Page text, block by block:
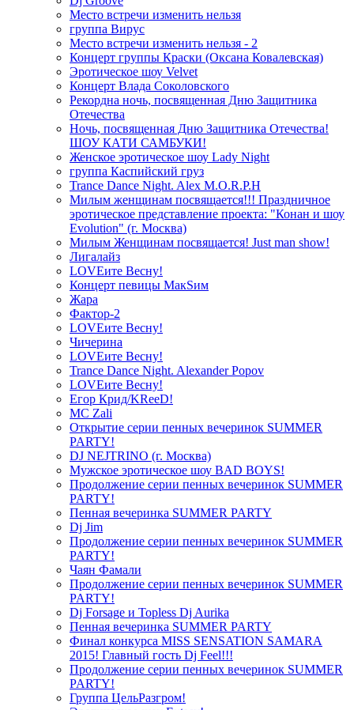
Место встречи изменить нельзя
группа Вирус
Место встречи изменить нельзя - 2
Концерт группы Краски (Оксана Ковалевская)
Эротическое шоу Velvet
Концерт Влада Соколовского
Рекордна ночь, посвященная Дню Защитника
Отечества
Ночь, посвященная Дню Защитника Отечества!
ШОУ КАТИ САМБУКИ!
Женское эротическое шоу Lady Night
группа Каспийский груз
Trance Dance Night. Alex M.O.R.P.H
Милым женщинам посвящается!!! Праздничное
эротическое представление проекта: "Конан и шоу
Evolution" (г. Москва)
Милым Женщинам посвящается! Just man show!
Лигалайз
LOVEите Весну!
Концерт певицы МакSим
Жара
Фактор-2
LOVEите Весну!
Чичерина
LOVEите Весну!
Trance Dance Night. Alexander Popov
LOVEите Весну!
Егор Крид/KReeD!
MC Zali
Открытие серии пенных вечеринок SUMMER
PARTY!
DJ NEJTRINO (г. Москва)
Мужское эротическое шоу BAD BOYS!
Продолжение серии пенных вечеринок SUMMER
PARTY!
Пенная вечеринка SUMMER PARTY
Dj Jim
Продолжение серии пенных вечеринок SUMMER
PARTY!
Чаян Фамали
Продолжение серии пенных вечеринок SUMMER
PARTY!
Dj Forsage и Topless Dj Aurika
Пенная вечеринка SUMMER PARTY
Финал конкурса MISS SENSATION SAMARA
2015! Главный гость Dj Feel!!!
Продолжение серии пенных вечеринок SUMMER
PARTY!
Группа ЦельРазгром!